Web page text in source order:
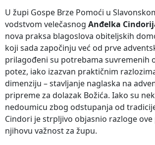
U župi Gospe Brze Pomoći u
vodstvom velečasnog Anđelka
nova praksa blagoslova obiteljskih
koji sada započinju već od prve
prilagođeni su potrebama suvremenih
potez, iako izazvan praktičnim
dimenziju – stavljanje naglaska na
pripreme za dolazak Božića. Iako su
nedoumicu zbog odstupanja od
Cindori je strpljivo objasnio razloge
njihovu važnost za župu.